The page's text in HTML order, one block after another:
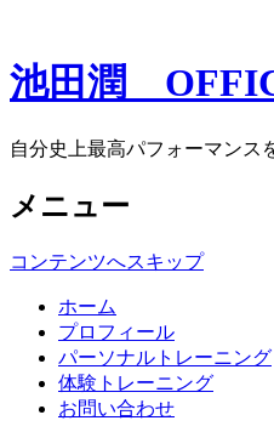
池田潤
自分史上最高パフォーマンス
メニュー
コンテンツへスキップ
ホーム
プロフィール
パーソナルトレーニング
体験トレーニング
お問い合わせ